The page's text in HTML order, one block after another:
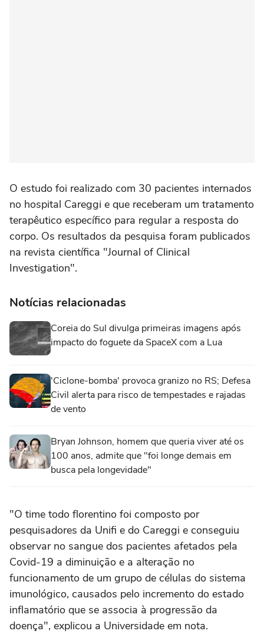
O estudo foi realizado com 30 pacientes internados
no hospital Careggi e que receberam um tratamento
terapêutico específico para regular a resposta do
corpo. Os resultados da pesquisa foram publicados
na revista científica "Journal of Clinical
Investigation".
Notícias relacionadas
Coreia do Sul divulga primeiras imagens após
impacto do foguete da SpaceX com a Lua
'Ciclone-bomba' provoca granizo no RS; Defesa
Civil alerta para risco de tempestades e rajadas
de vento
Bryan Johnson, homem que queria viver até os
100 anos, admite que "foi longe demais em
busca pela longevidade"
"O time todo florentino foi composto por
pesquisadores da Unifi e do Careggi e conseguiu
observar no sangue dos pacientes afetados pela
Covid-19 a diminuição e a alteração no
funcionamento de um grupo de células do sistema
imunológico, causados pelo incremento do estado
inflamatório que se associa à progressão da
doença", explicou a Universidade em nota.